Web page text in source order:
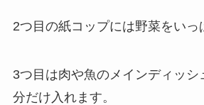
2つ目の紙コップには野菜をいっ
3つ目は肉や魚のメインディッシ
分だけ入れます。